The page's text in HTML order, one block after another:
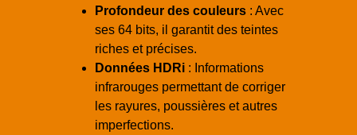
Profondeur des couleurs : Avec
ses 64 bits, il garantit des teintes
riches et précises.
Données HDRi : Informations
infrarouges permettant de corriger
les rayures, poussières et autres
imperfections.